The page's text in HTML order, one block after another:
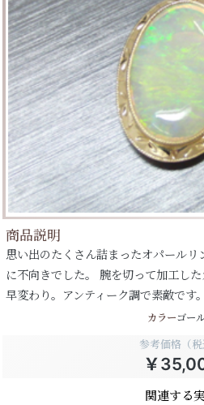
商品説明
思い出のたくさん詰まったオパール
に不向きでした。 腕を切って加工し
早変わり。アンティーク調で素敵です。
カラーゴー
参考価格（税
￥
関連する